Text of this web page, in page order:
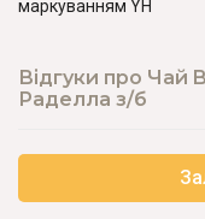
маркуванням YH
Відгуки про Чай
Раделла з/б